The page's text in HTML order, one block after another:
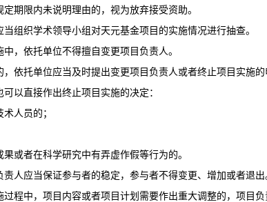
期限内未说明理由的，视为放弃接受资助。
当组织学术领导小组对天元基金项目的实施情况进行抽查。
，依托单位不得擅自变更项目负责人。
依托单位应当及时提出变更项目负责人或者终止项目实施
以直接作出终止项目实施的决定：
人员的；
果或者在科学研究中有弄虚作假等行为的。
人应当保证参与者的稳定，参与者不得变更、增加或者退出
过程中，项目内容或者项目计划需要作出重大调整的，项目